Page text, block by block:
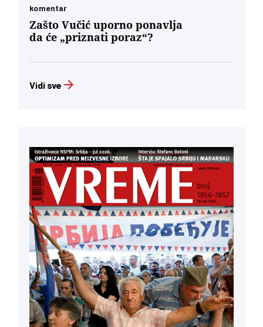
komentar
Zašto Vučić uporno ponavlja
da će „priznati poraz“?
Vidi sve